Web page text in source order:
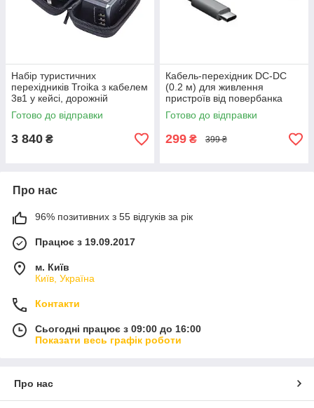
Набір туристичних
перехідників Troika з кабелем
3в1 у кейсі, дорожній
зарядний комплект
Готово до відправки
3 840 ₴
Кабель-перехідник DC-DC
(0.2 м) для живлення
пристроїв від повербанка
через порт Type-C
Готово до відправки
299 ₴ 399 ₴
Про нас
96% позитивних з 55 відгуків за рік
Працює з 19.09.2017
м. Київ
Київ, Україна
Контакти
Сьогодні працює з 09:00 до 16:00
Показати весь графік роботи
Про нас